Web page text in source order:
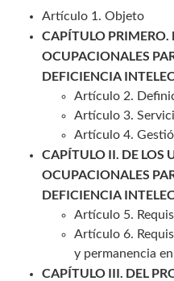
Artículo 1. Objeto
CAPÍTULO PRIMERO.
OCUPACIONALES
DEFICIENCIA
Artículo 2.
Artículo 3.
Artículo 4.
CAPÍTULO II. DE LOS
OCUPACIONALES
DEFICIENCIA
Artículo 5.
Artículo 6.
y permanencia
CAPÍTULO III. DEL